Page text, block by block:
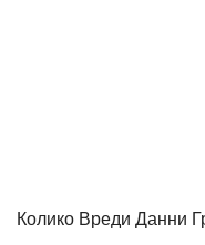
Колико Вреди Данни